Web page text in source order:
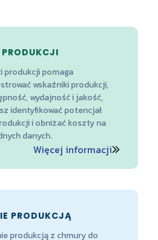
produkcji pomaga
wskaźniki produkcji,
wydajność i jakość,
identyfikować potencjał
i obniżać koszty na
danych.
Więcej informacji
PRODUKCJĄ
produkcją z chmury do